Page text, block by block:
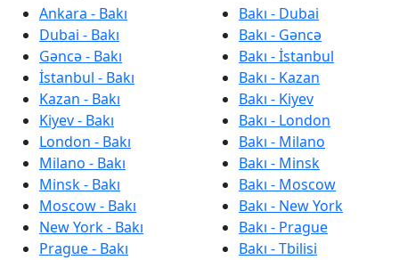
Ankara - Bakı
Dubai - Bakı
Gəncə - Bakı
İstanbul - Bakı
Kazan - Bakı
Kiyev - Bakı
London - Bakı
Milano - Bakı
Minsk - Bakı
Moscow - Bakı
New York - Bakı
Prague - Bakı
Bakı - Dubai
Bakı - Gəncə
Bakı - İstanbul
Bakı - Kazan
Bakı - Kiyev
Bakı - London
Bakı - Milano
Bakı - Minsk
Bakı - Moscow
Bakı - New York
Bakı - Prague
Bakı - Tbilisi